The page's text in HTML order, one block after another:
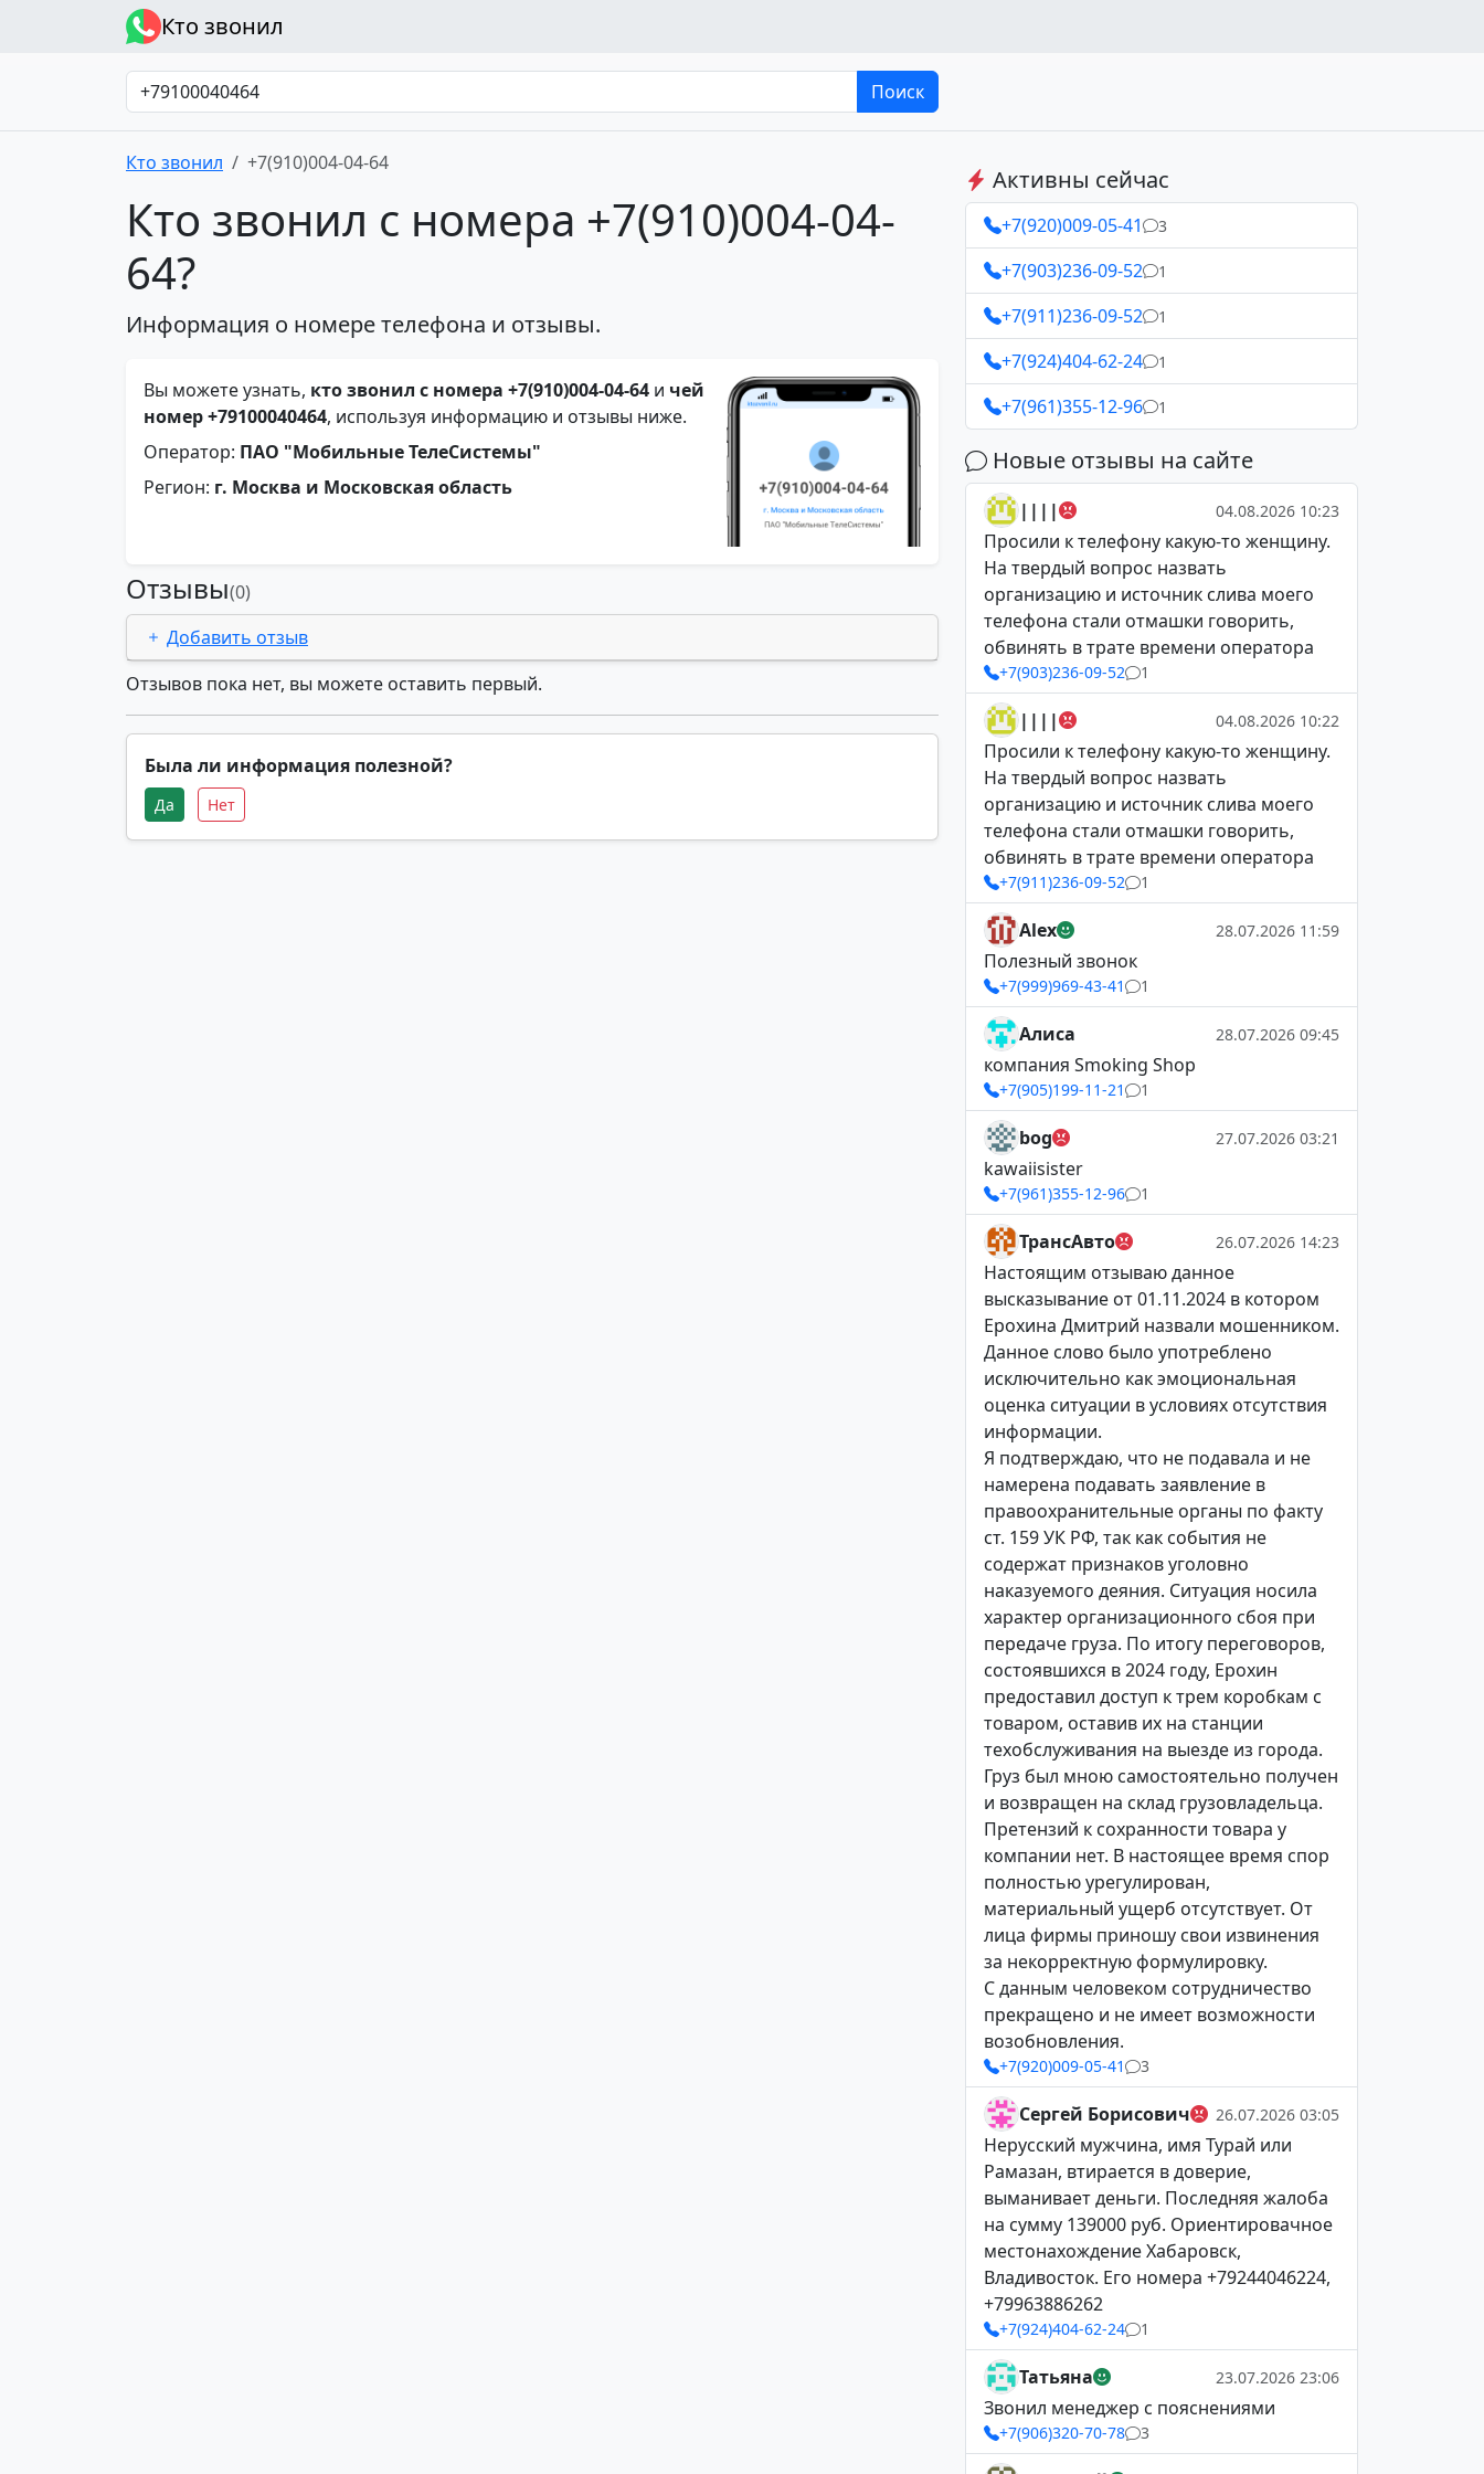
Кто звонил
Поиск
Кто звонил +7(910)004-04-64
Кто звонил с номера +7(910)004-04-
64?
Информация о номере телефона и отзывы.
Вы можете узнать, кто звонил с номера +7(910)004-04-64 и чей
номер +79100040464, используя информацию и отзывы ниже.
Оператор: ПАО "Мобильные ТелеСистемы"
Регион: г. Москва и Московская область
Отзывы(0)
Добавить отзыв
Отзывов пока нет, вы можете оставить первый.
Была ли информация полезной?
Да Нет
Активны сейчас
+7(920)009-05-41 3
+7(903)236-09-52 1
+7(911)236-09-52 1
+7(924)404-62-24 1
+7(961)355-12-96 1
Новые отзывы на сайте
|||| 04.08.2026 10:23
Просили к телефону какую-то женщину.
На твердый вопрос назвать
организацию и источник слива моего
телефона стали отмашки говорить,
обвинять в трате времени оператора
+7(903)236-09-52 1
|||| 04.08.2026 10:22
Просили к телефону какую-то женщину.
На твердый вопрос назвать
организацию и источник слива моего
телефона стали отмашки говорить,
обвинять в трате времени оператора
+7(911)236-09-52 1
Alex 28.07.2026 11:59
Полезный звонок
+7(999)969-43-41 1
Алиса 28.07.2026 09:45
компания Smoking Shop
+7(905)199-11-21 1
bog 27.07.2026 03:21
kawaiisister
+7(961)355-12-96 1
ТрансАвто 26.07.2026 14:23
Настоящим отзываю данное
высказывание от 01.11.2024 в котором
Ерохина Дмитрий назвали мошенником.
Данное слово было употреблено
исключительно как эмоциональная
оценка ситуации в условиях отсутствия
информации.
Я подтверждаю, что не подавала и не
намерена подавать заявление в
правоохранительные органы по факту
ст. 159 УК РФ, так как события не
содержат признаков уголовно
наказуемого деяния. Ситуация носила
характер организационного сбоя при
передаче груза. По итогу переговоров,
состоявшихся в 2024 году, Ерохин
предоставил доступ к трем коробкам с
товаром, оставив их на станции
техобслуживания на выезде из города.
Груз был мною самостоятельно получен
и возвращен на склад грузовладельца.
Претензий к сохранности товара у
компании нет. В настоящее время спор
полностью урегулирован,
материальный ущерб отсутствует. От
лица фирмы приношу свои извинения
за некорректную формулировку.
С данным человеком сотрудничество
прекращено и не имеет возможности
возобновления.
+7(920)009-05-41 3
Сергей Борисович 26.07.2026 03:05
Нерусский мужчина, имя Турай или
Рамазан, втирается в доверие,
выманивает деньги. Последняя жалоба
на сумму 139000 руб. Ориентировачное
местонахождение Хабаровск,
Владивосток. Его номера +79244046224,
+79963886262
+7(924)404-62-24 1
Татьяна 23.07.2026 23:06
Звонил менеджер с пояснениями
+7(906)320-70-78 3